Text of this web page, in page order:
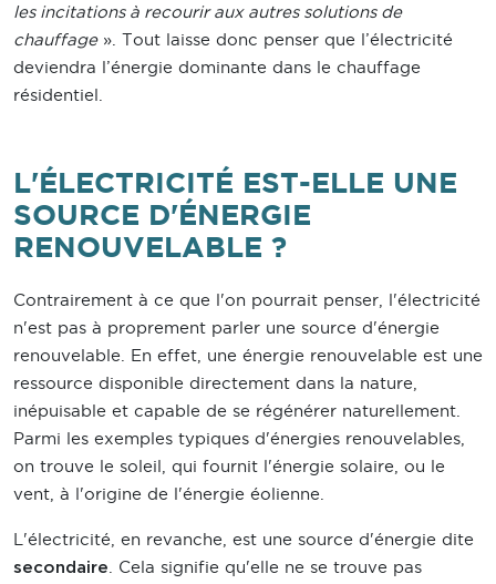
les incitations à recourir aux autres solutions de
chauffage». Tout laisse donc penser que l’électricité
deviendra l’énergie dominante dans le chauffage
résidentiel.
L'ÉLECTRICITÉ EST-ELLE UNE
SOURCE D'ÉNERGIE
RENOUVELABLE ?
Contrairement à ce que l'on pourrait penser, l'électricité
n'est pas à proprement parler une source d'énergie
renouvelable. En effet, une énergie renouvelable est une
ressource disponible directement dans la nature,
inépuisable et capable de se régénérer naturellement.
Parmi les exemples typiques d'énergies renouvelables,
on trouve le soleil, qui fournit l'énergie solaire, ou le
vent, à l'origine de l'énergie éolienne.
L'électricité, en revanche, est une source d'énergie dite
secondaire
. Cela signifie qu'elle ne se trouve pas